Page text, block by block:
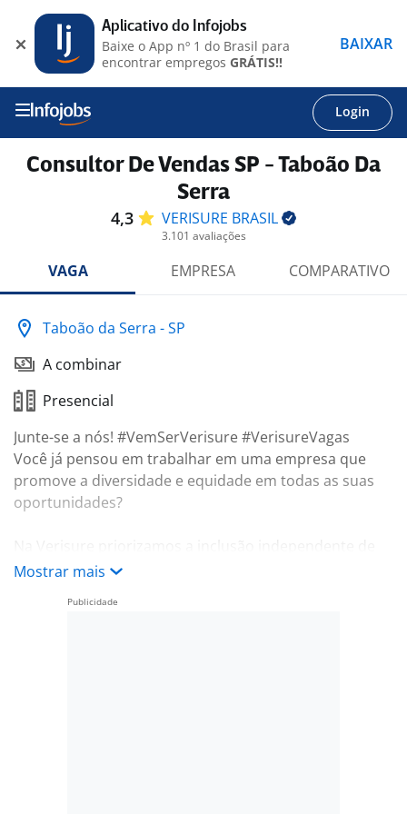
Login
Consultor De Vendas SP - Taboão Da
Serra
4,3 VERISURE BRASIL
3.101 avaliações
VAGA EMPRESA COMPARATIVO
Taboão da Serra - SP
A combinar
Presencial
Junte-se a nós! #VemSerVerisure #VerisureVagas
Você já pensou em trabalhar em uma empresa que
promove a diversidade e equidade em todas as suas
oportunidades?
sexo, raça, orientação sexual, religião, nacionalidade,
Mostrar mais
Aplicativo do Infojobs
Baixe o App nº 1 do Brasil para
encontrar empregos GRÁTIS!!
BAIXAR